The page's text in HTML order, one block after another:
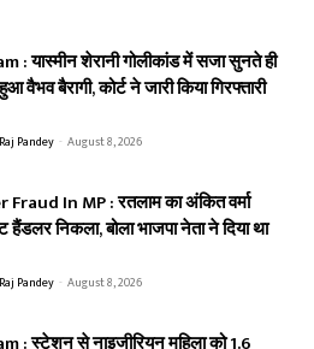
: यास्मीन शेरानी गोलीकांड में सजा सुनते ही
वैभव बैरागी, कोर्ट ने जारी किया गिरफ्तारी
Pandey - August 8, 2026
Fraud In MP : रतलाम का अंकित वर्मा
हैंडलर निकला, बोला भाजपा नेता ने दिया था
Pandey - August 8, 2026